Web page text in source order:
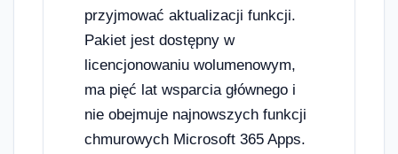
przyjmować aktualizacji funkcji.
Pakiet jest dostępny w
licencjonowaniu wolumenowym,
ma pięć lat wsparcia głównego i
nie obejmuje najnowszych funkcji
chmurowych Microsoft 365 Apps.